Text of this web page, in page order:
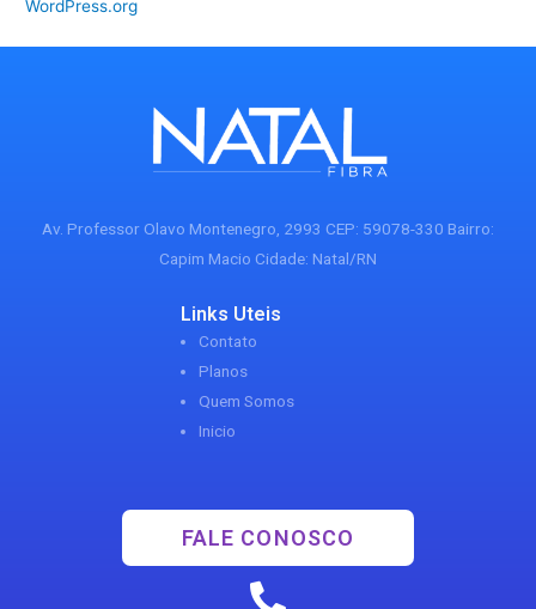
WordPress.org
Av. Professor Olavo Montenegro, 2993 CEP: 59078-330 Bairro:
Capim Macio Cidade: Natal/RN
Links Uteis
Contato
Planos
Quem Somos
Inicio
FALE CONOSCO